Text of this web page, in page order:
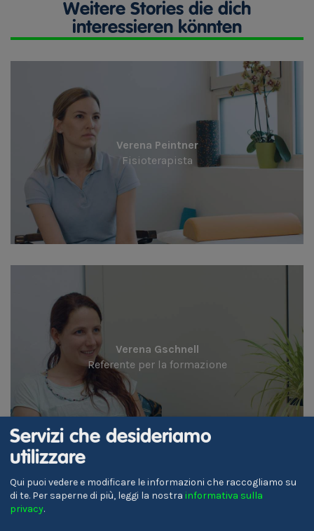
Weitere Stories die dich
interessieren könnten
Verena Peintner
Fisioterapista
Verena Gschnell
Referente per la formazione
Servizi che desideriamo
utilizzare
Qui puoi vedere e modificare le informazioni che raccogliamo su
di te. Per saperne di più, leggi la nostra informativa sulla
privacy.